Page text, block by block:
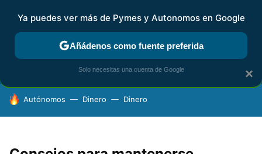
FISCALIDAD Y CONTABILIDAD KIT DIGITAL RENTA
HOY SE HABLA DE
Autónomos Dinero Dinero
×
Ya puedes ver más de Pymes y Autonomos en Google
Añádenos como fuente preferida
Solo necesitas una cuenta de Google